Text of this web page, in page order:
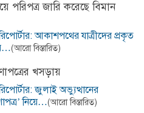
পরিপত্র জারি করেছে বিমান
আকাশপথের যাত্রীদের প্রকৃত
(আরো বিস্তারিত)
খসড়ায়
জুলাই অভ্যুত্থানের
নিয়ে…(আরো বিস্তারিত)